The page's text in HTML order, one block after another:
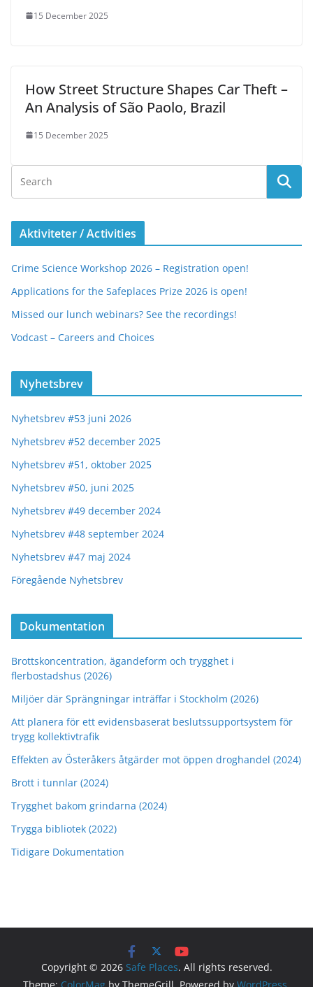
15 December 2025
How Street Structure Shapes Car Theft –
An Analysis of São Paolo, Brazil
15 December 2025
Aktiviteter / Activities
Crime Science Workshop 2026 – Registration open!
Applications for the Safeplaces Prize 2026 is open!
Missed our lunch webinars? See the recordings!
Vodcast – Careers and Choices
Nyhetsbrev
Nyhetsbrev #53 juni 2026
Nyhetsbrev #52 december 2025
Nyhetsbrev #51, oktober 2025
Nyhetsbrev #50, juni 2025
Nyhetsbrev #49 december 2024
Nyhetsbrev #48 september 2024
Nyhetsbrev #47 maj 2024
Föregående Nyhetsbrev
Dokumentation
Brottskoncentration, ägandeform och trygghet i
flerbostadshus (2026)
Miljöer där Sprängningar inträffar i Stockholm (2026)
Att planera för ett evidensbaserat beslutssupportsystem för
trygg kollektivtrafik
Effekten av Österåkers åtgärder mot öppen droghandel (2024)
Brott i tunnlar (2024)
Trygghet bakom grindarna (2024)
Trygga bibliotek (2022)
Tidigare Dokumentation
Copyright © 2026 Safe Places. All rights reserved.